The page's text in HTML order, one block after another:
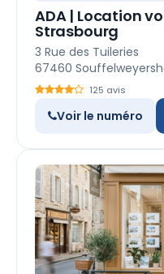
ADA | Location
Strasbourg
3 Rue des Tuileries
67460
125 avis
Voir le numéro